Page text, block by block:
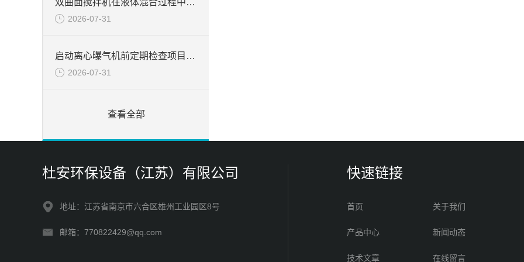
2026-07-31
启动离心曝气机前定期检查项目分析
2026-07-31
查看全部
杜安环保设备（江苏）有限公司
地址：江苏省南京市六合区雄州工业园区8号
邮箱：770822429@qq.com
快速链接
首页 关于我们
产品中心 新闻动态
技术文章 在线留言